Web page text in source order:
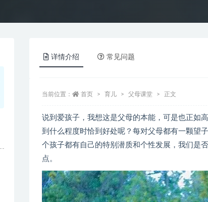
详情介绍 常见问题
当前位置： 首页 育儿 父母课堂 正文
说到爱孩子，我想这是父母的本能，可是也正如
到什么程度时恰到好处呢？每对父母都有一颗望
个孩子都有自己的特别潜质和个性发展，我们是
点。